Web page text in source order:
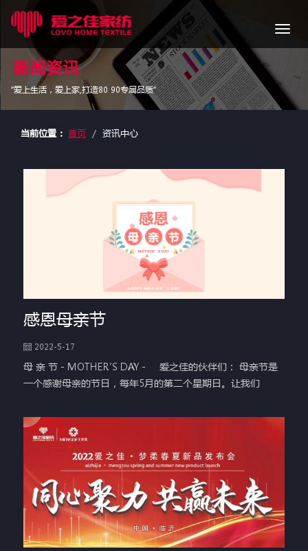
导
航
新闻资讯
“爱上生活，爱上家,打造80 90专属品质”
当前位置： 首页 资讯中心
感恩母亲节
2022-5-17
母 亲 节 - MOTHER’S DAY - 爱之佳的伙伴们： 母亲节是
一个感谢母亲的节日，每年5月的第二个星期日。让我们